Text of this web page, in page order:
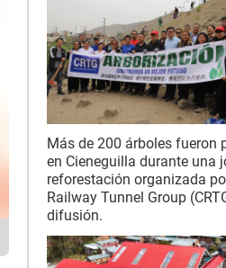
Más de 200 árboles fueron
en Cieneguilla durante una
reforestación organizada
Railway Tunnel Group
difusión.